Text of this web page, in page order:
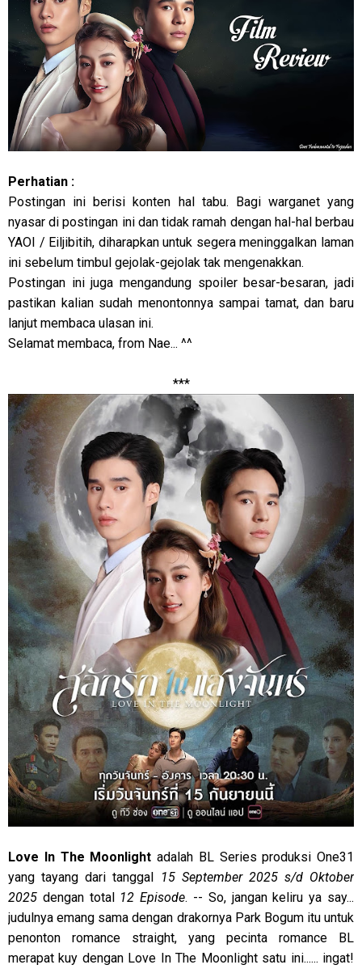
Perhatian :
Postingan ini berisi konten hal tabu. Bagi warganet yang
nyasar di postingan ini dan tidak ramah dengan hal-hal berbau
YAOI / Eiljibitih, diharapkan untuk segera meninggalkan laman
ini sebelum timbul gejolak-gejolak tak mengenakkan.
Postingan ini juga mengandung spoiler besar-besaran, jadi
pastikan kalian sudah menontonnya sampai tamat, dan baru
lanjut membaca ulasan ini.
Selamat membaca, from Nae... ^^
***
Love In The Moonlight adalah BL Series produksi One31
yang tayang dari tanggal 15 September 2025 s/d Oktober
2025 dengan total 12 Episode. -- So, jangan keliru ya say...
judulnya emang sama dengan drakornya Park Bogum itu untuk
penonton romance straight, yang pecinta romance BL
merapat kuy dengan Love In The Moonlight satu ini...... ingat!